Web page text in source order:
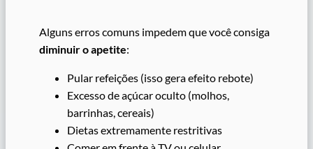
Alguns erros comuns impedem que você consiga
diminuir o apetite:
Pular refeições (isso gera efeito rebote)
Excesso de açúcar oculto (molhos,
barrinhas, cereais)
Dietas extremamente restritivas